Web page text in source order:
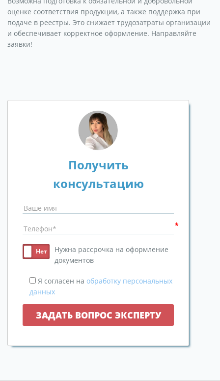
оценке соответствия продукции, а также поддержка при
подаче в реестры. Это снижает трудозатраты организации
и обеспечивает корректное оформление. Направляйте
заявки!
Получить
консультацию
Нужна рассрочка на оформление
документов
Я согласен на обработку персональных
данных